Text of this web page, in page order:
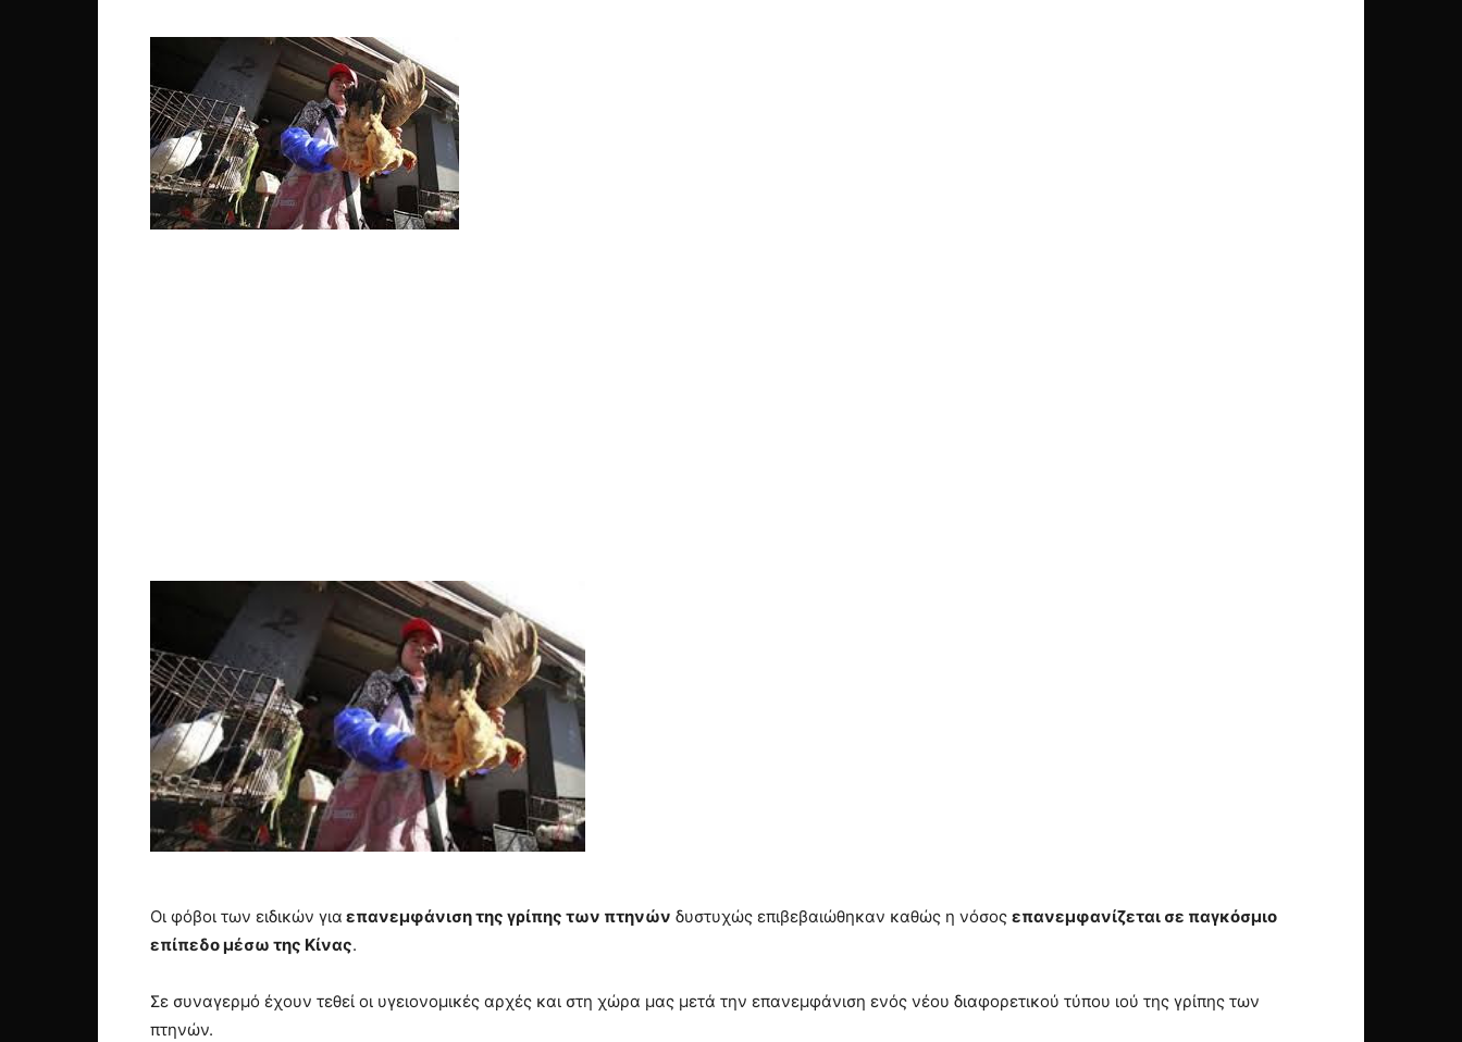
Οι φόβοι των ειδικών για επανεμφάνιση της γρίπης των πτηνών δυστυχώς επιβεβαιώθηκαν καθώς η νόσος επανεμφανίζεται σε παγκόσμιο
επίπεδο μέσω της Κίνας.
Σε συναγερμό έχουν τεθεί οι υγειονομικές αρχές και στη χώρα μας μετά την επανεμφάνιση ενός νέου διαφορετικού τύπου ιού της γρίπης των
πτηνών.